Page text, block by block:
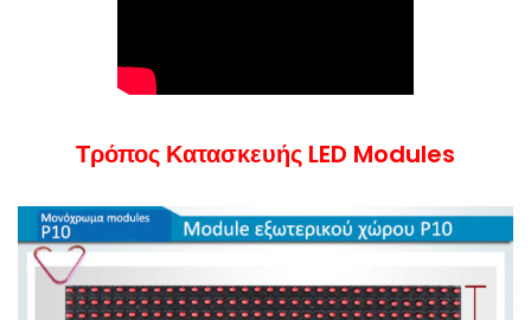
Τρόπος Κατασκευής LED Modules